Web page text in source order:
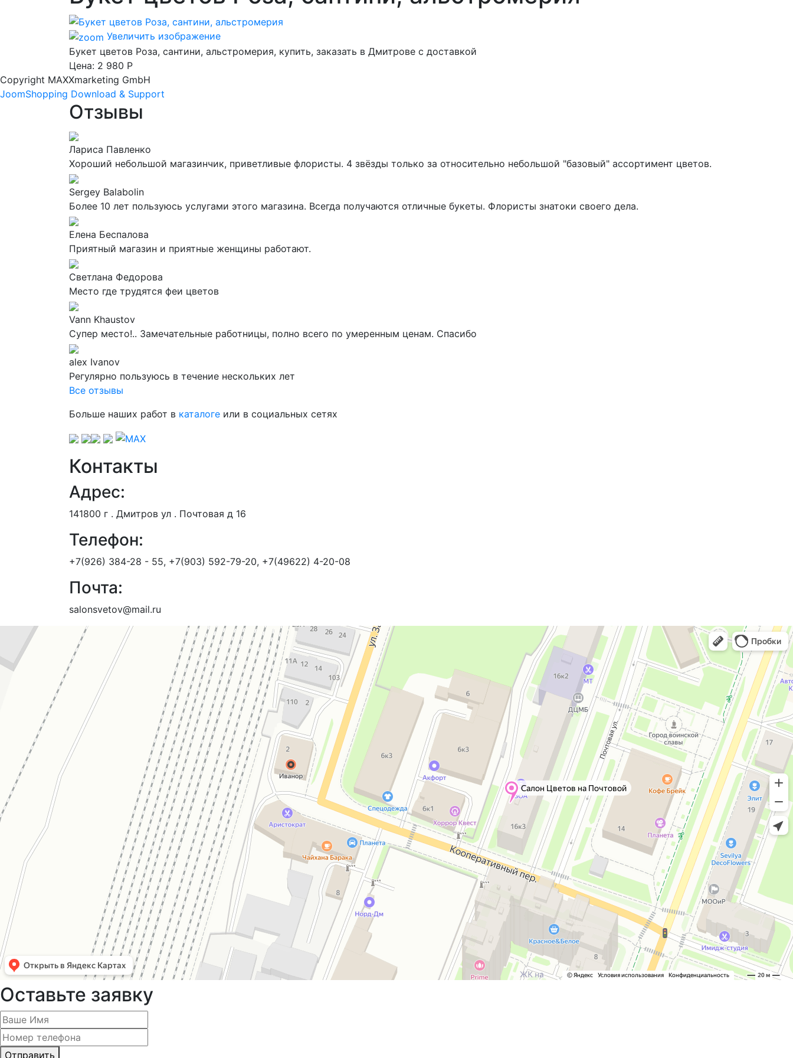
Увеличить изображение
Букет цветов Роза, сантини, альстромерия, купить, заказать в Дмитрове с доставкой
Цена: 2 980 Р
Copyright MAXXmarketing GmbH
JoomShopping Download & Support
Отзывы
Лариса Павленко
Хороший небольшой магазинчик, приветливые флористы. 4 звёзды только за относительно небольшой "базовый" ассортимент цветов.
Sergey Balabolin
Более 10 лет пользуюсь услугами этого магазина. Всегда получаются отличные букеты. Флористы знатоки своего дела.
Елена Беспалова
Приятный магазин и приятные женщины работают.
Светлана Федорова
Место где трудятся феи цветов
Vann Khaustov
Супер место!.. Замечательные работницы, полно всего по умеренным ценам. Спасибо
alex Ivanov
Регулярно пользуюсь в течение нескольких лет
Все отзывы
Больше наших работ в каталоге или в социальных сетях
Контакты
Адрес:
141800 г . Дмитров ул . Почтовая д 16
Телефон:
+7(926) 384-28 - 55, +7(903) 592-79-20, +7(49622) 4-20-08
Почта:
salonsvetov@mail.ru
Оставьте заявку
Отправить